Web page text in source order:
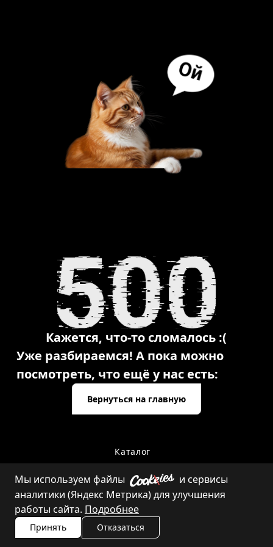
Кажется, что-то сломалось :(
Уже разбираемся! А пока можно
посмотреть, что ещё у нас есть:
Вернуться на главную
Каталог
Контакты
Мы используем файлы
и сервисы
аналитики (Яндекс Метрика) для улучшения
работы сайта. Подробнее
Принять Отказаться